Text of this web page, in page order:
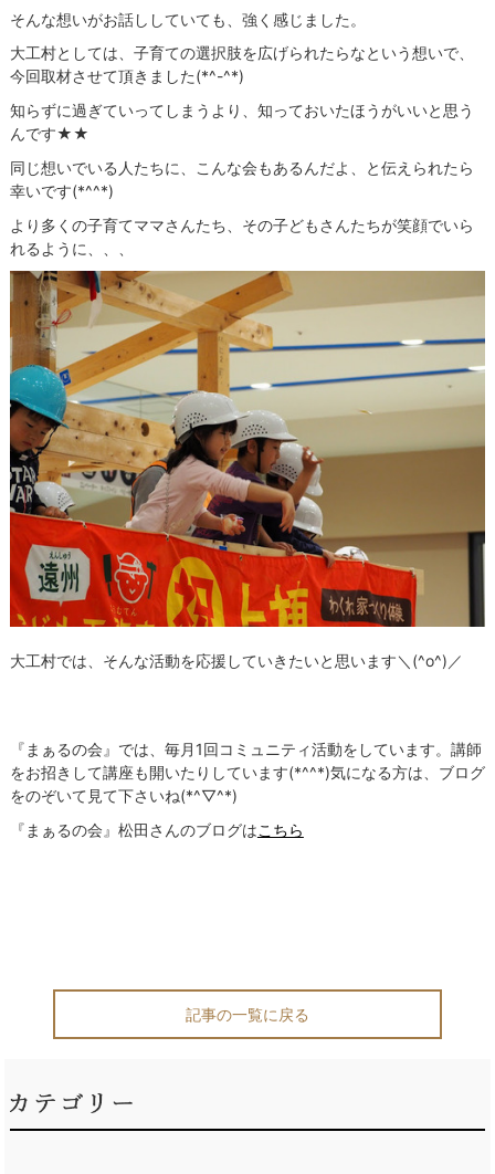
そんな想いがお話ししていても、強く感じました。
大工村としては、子育ての選択肢を広げられたらなという想いで、
今回取材させて頂きました(*^-^*)
知らずに過ぎていってしまうより、知っておいたほうがいいと思う
んです★★
同じ想いでいる人たちに、こんな会もあるんだよ、と伝えられたら
幸いです(*^^*)
より多くの子育てママさんたち、その子どもさんたちが笑顔でいら
れるように、、、
大工村では、そんな活動を応援していきたいと思います＼(^o^)／
『まぁるの会』では、毎月1回コミュニティ活動をしています。講師
をお招きして講座も開いたりしています(*^^*)気になる方は、ブログ
をのぞいて見て下さいね(*^▽^*)
『まぁるの会』松田さんのブログはこちら
記事の一覧に戻る